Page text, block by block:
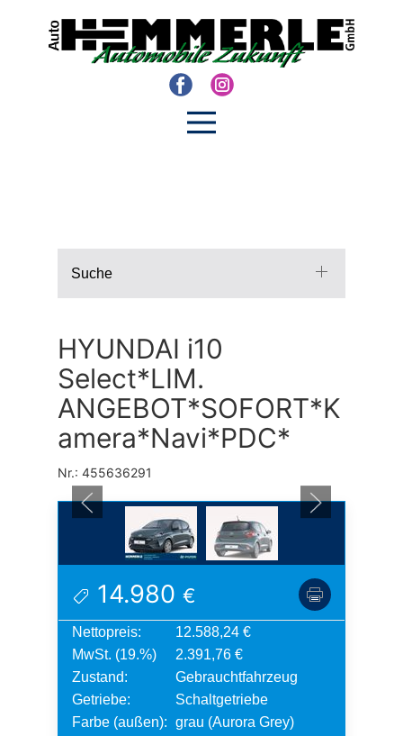
Suche
HYUNDAI i10
Select*LIM.
ANGEBOT*SOFORT*K
amera*Navi*PDC*
Nr.: 455636291
14.980 €
Nettopreis:
12.588,24 €
MwSt. (19.%)
2.391,76 €
Zustand:
Gebrauchtfahrzeug
Getriebe:
Schaltgetriebe
Farbe (außen): grau (Aurora Grey)